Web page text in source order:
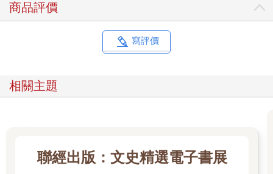
商品評價
寫評價
相關主題
聯經出版：文史精選電子書展